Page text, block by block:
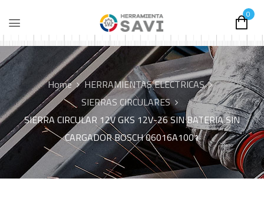
0
Home
HERRAMIENTAS ELECTRICAS
SIERRAS CIRCULARES
SIERRA CIRCULAR 12V GKS 12V-26 SIN BATERIA SIN
CARGADOR BOSCH 06016A1001